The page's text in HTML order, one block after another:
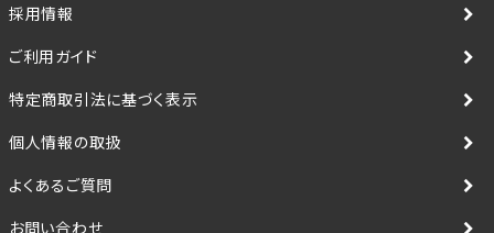
採用情報
ご利用ガイド
特定商取引法に基づく表示
個人情報の取扱
よくあるご質問
お問い合わせ